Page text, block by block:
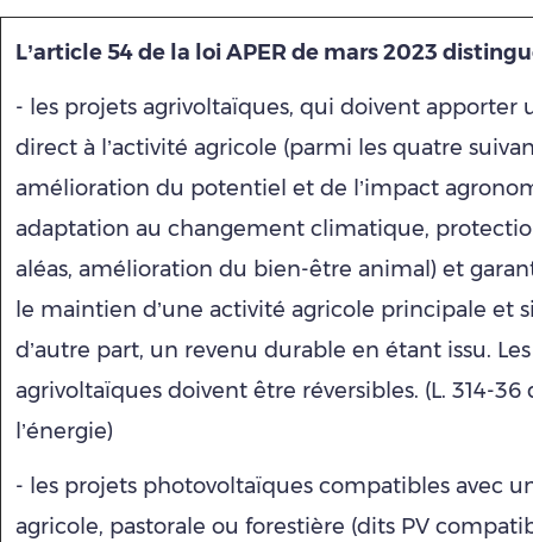
L’article 54 de la loi APER de mars 2023
- les projets agrivoltaïques, qui doivent apporter
direct à l’activité agricole (parmi les quatre
amélioration du potentiel et de l’impact
adaptation au changement climatique,
aléas, amélioration du bien-être animal) et
le maintien d’une activité agricole principale et
d’autre part, un revenu durable en étant issu.
agrivoltaïques doivent être réversibles. (L. 314-36
l’énergie)
- les projets photovoltaïques compatibles avec
agricole, pastorale ou forestière (dits PV